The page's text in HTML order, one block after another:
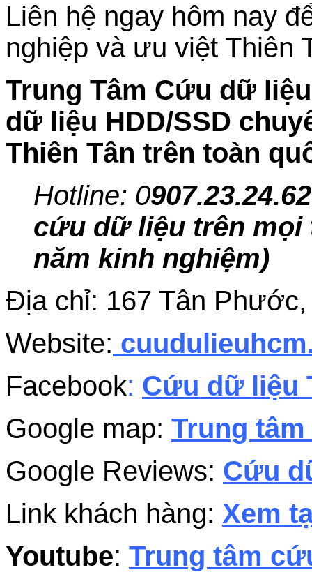
Liên hệ ngay hôm nay
nghiệp và ưu việt Thiên
Trung Tâm Cứu dữ
dữ liệu HDD/SSD
Thiên Tân trên toàn
Hotline: 0
cứu dữ liệu trên
năm kinh nghiệm)
Địa chỉ: 167 Tân
Website:
Facebook: Cứu dữ liệu
Google map: Trung
Google Reviews: Cứu
Link khách hàng: Xem
Youtube: Trung tâm